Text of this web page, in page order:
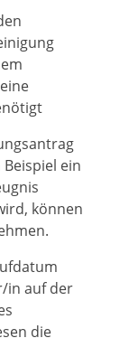
ein
können
in auf der
die